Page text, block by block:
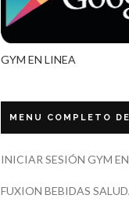
GYM EN LINEA
MENU COMPLETO
INICIAR SESIÓN GYM
FUXION BEBIDAS